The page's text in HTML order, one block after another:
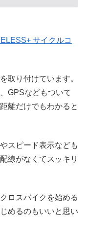
サイクルコ
取り付けています。
GPSなどもついて
離だけでもわかると
スピード表示なども
線がなくてスッキリ
ロスバイクを始める
めるのもいいと思い